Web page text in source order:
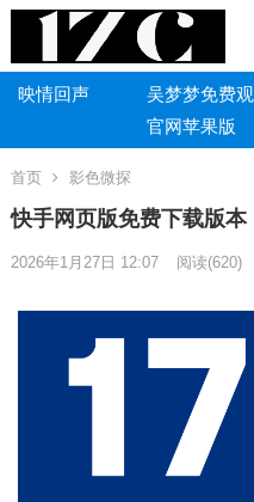
映情回声
吴梦梦免费
官网苹果版
首页 影色微探
快手网页版免费下载版本
2026年1月27日 12:07 阅读(620)